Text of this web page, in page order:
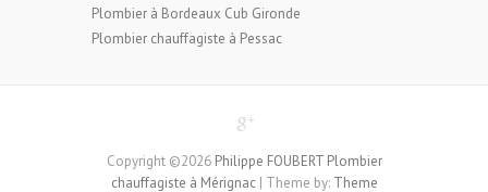
Plombier à Bordeaux Cub Gironde
Plombier chauffagiste à Pessac
Copyright ©2026 Philippe FOUBERT Plombier
chauffagiste à Mérignac| Theme by: Theme